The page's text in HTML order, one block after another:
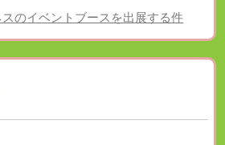
のイベントブースを出展する件